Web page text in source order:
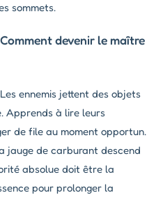
sommets.
devenir le maître
Les ennemis jettent des objets
Apprends à lire leurs
de file au moment opportun.
jauge de carburant descend
absolue doit être la
pour prolonger la